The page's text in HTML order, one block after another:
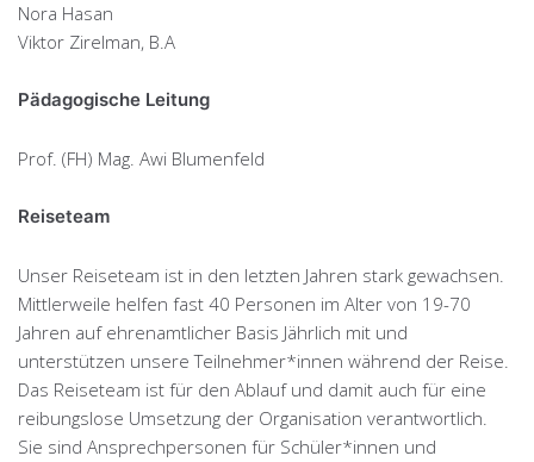
Nora Hasan
Viktor Zirelman, B.A
Pädagogische Leitung
Prof. (FH) Mag. Awi Blumenfeld
Reiseteam
Unser Reiseteam ist in den letzten Jahren stark gewachsen.
Mittlerweile helfen fast 40 Personen im Alter von 19-70
Jahren auf ehrenamtlicher Basis Jährlich mit und
unterstützen unsere Teilnehmer*innen während der Reise.
Das Reiseteam ist für den Ablauf und damit auch für eine
reibungslose Umsetzung der Organisation verantwortlich.
Sie sind Ansprechpersonen für Schüler*innen und